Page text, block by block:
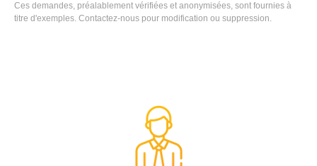
Ces demandes, préalablement vérifiées et anonymisées, sont fournies à
titre d'exemples. Contactez-nous pour modification ou suppression.